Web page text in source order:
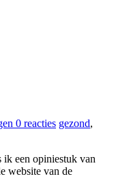
0 reacties gezond,
een opiniestuk van
website van de